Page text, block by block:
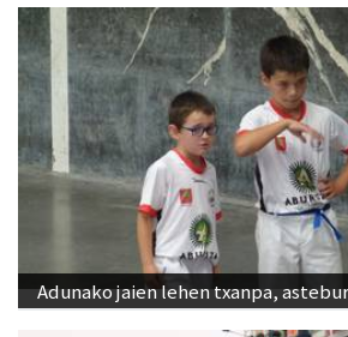
Adunako jaien lehen txanpa,